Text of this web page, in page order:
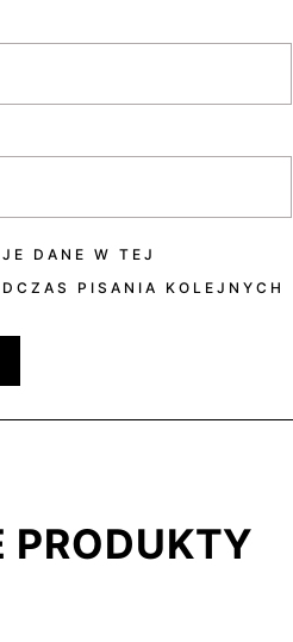
DANE W TEJ
PISANIA KOLEJNYCH
PRODUKTY